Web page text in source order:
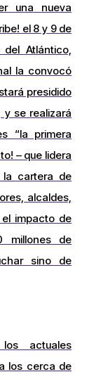
una nueva
el 8 y 9 de
Atlántico,
la convocó
presidido
y se realizará
“la primera
– que lidera
la cartera de
alcaldes,
impacto de
millones de
sino de
actuales
los cerca de